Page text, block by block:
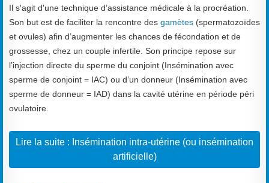
Il s'agit d'une technique d’assistance médicale à la procréation.
Son but est de faciliter la rencontre des gamètes (spermatozoïdes
et ovules) afin d’augmenter les chances de fécondation et de
grossesse, chez un couple infertile. Son principe repose sur
l’injection directe du sperme du conjoint (Insémination avec
sperme de conjoint = IAC) ou d’un donneur (Insémination avec
sperme de donneur = IAD) dans la cavité utérine en période péri
ovulatoire.
Lire la suite : Insémination intra-utérine (ou insémination
artificielle)